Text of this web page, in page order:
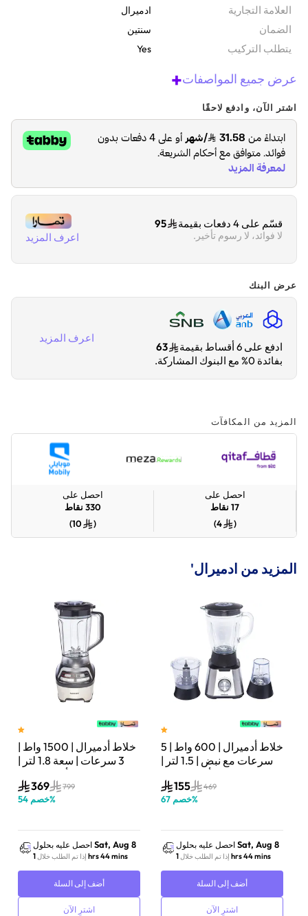
‫العلامة التجارية ادميرال
الضمان‬ سنتين
يتطلب التركيب Yes
عرض جميع المواصفات+
اشتر الآن، وادفع لاحقًا
قسّم على 4 دفعات بقيمة 95
لا فوائد، لا رسوم تأخير. اعرف المزيد
عرض البنك
ادفع على 6 أقساط بقيمة
63
بفائدة 0% مع البنوك المشاركة.
اعرف المزيد
المزيد من المكافآت
احصل على
17 نقاط
(
4
)
احصل على
330 نقاط
(
10
)
المزيد من ادميرال'
خلاط أدميرال | 1500 واط |
3 سرعات | سعة 1.8 لتر |
369
799
خصم 54 %
احصل عليه بحلول Sat, Aug 8
إذا تم الطلب خلال 1 hrs 44 mins
أضف إلى السلة
اشترِ الآن
خلاط أدميرال | 600 واط | 5
سرعات مع نبض | 1.5 لتر |
155
469
خصم 67 %
احصل عليه بحلول Sat, Aug 8
إذا تم الطلب خلال 1 hrs 44 mins
أضف إلى السلة
اشترِ الآن